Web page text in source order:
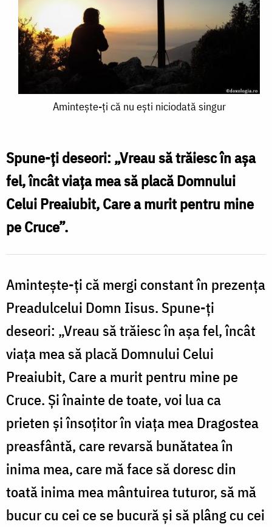
Amintește-
nu
ești
niciodată
singur
Amintește-ți că nu ești niciodată singur
Spune-ți deseori: „Vreau să trăiesc în așa
fel, încât viața mea să placă Domnului
Celui Preaiubit, Care a murit pentru mine
pe Cruce”.
Aminteşte-ţi că mergi constant în prezenţa
Preadulcelui Domn Iisus. Spune-ţi
deseori: „Vreau să trăiesc în aşa fel, încât
viaţa mea să placă Domnului Celui
Preaiubit, Care a murit pentru mine pe
Cruce. Și înainte de toate, voi lua ca
prieten şi însoţitor în viaţa mea Dragostea
preasfântă, care revarsă bunătatea în
inima mea, care mă face să doresc din
toată inima mea mântuirea tuturor, să mă
bucur cu cei ce se bucură şi să plâng cu cei